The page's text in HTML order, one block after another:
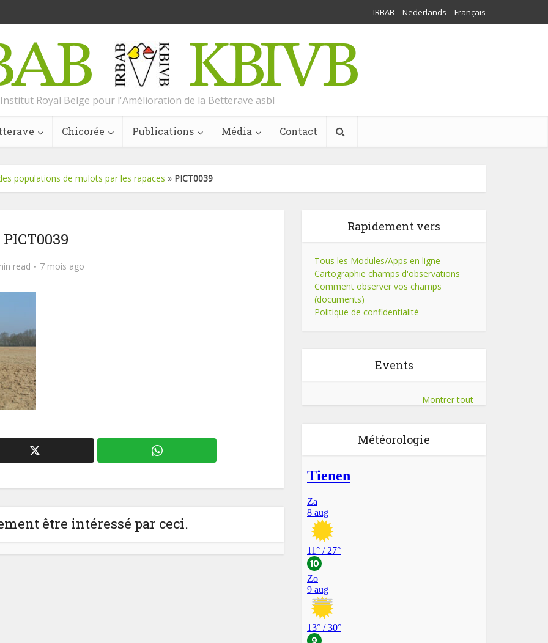
IRBAB Nederlands Français
Institut Royal Belge pour l'Amélioration de la Betterave asbl
Chicorée Publications Média Contact
populations de mulots par les rapaces » PICT0039
PICT0039
read 7 mois ago
être intéressé par ceci.
Rapidement vers
Tous les Modules/Apps en ligne
Cartographie champs d'observations
Comment observer vos champs
(documents)
Politique de confidentialité
Events
Montrer tout
Météorologie